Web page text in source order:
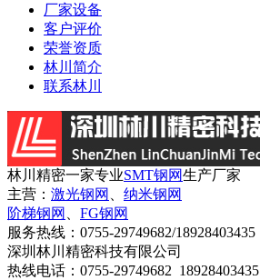
厂家设备
客户评价
荣誉资质
林川简介
联系林川
林川精密一家专业SMT钢网生产厂家
主营： 激光钢网
纳米钢网
阶梯钢网
FG钢网
服务热线： 0755-29749682/18928403435
深圳林川精密科技有限公司
热线电话：0755-29749682 18928403435